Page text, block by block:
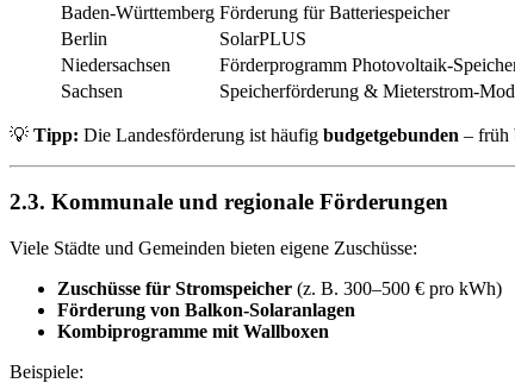
Baden-Württemberg Förderung für Batteriespeicher
Berlin
SolarPLUS
Niedersachsen
Förderprogramm Photovoltaik-
Sachsen
Speicherförderung & Mieterstrom-
💡 Tipp: Die Landesförderung ist häufig budgetgebunden – früh
2.3. Kommunale und regionale Förderungen
Viele Städte und Gemeinden bieten eigene Zuschüsse:
Zuschüsse für Stromspeicher (z. B. 300–500 € pro kWh)
Förderung von Balkon-Solaranlagen
Kombiprogramme mit Wallboxen
Beispiele: